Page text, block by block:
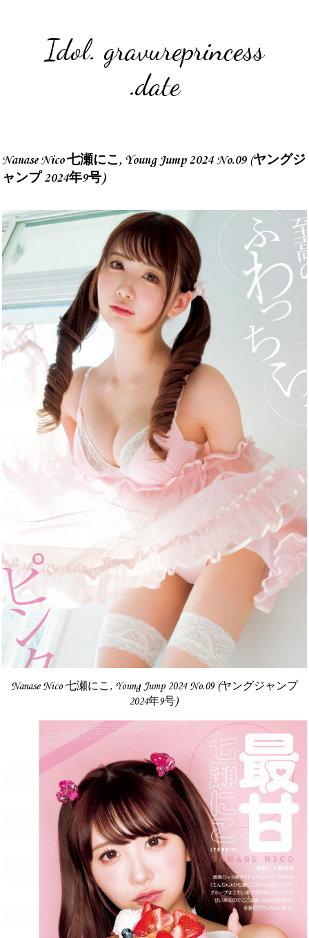
Idol. gravureprincess
.date
Nanase Nico 七瀬にこ, Young Jump 2024 No.09 (ヤングジ
ャンプ 2024年9号)
Nanase Nico 七瀬にこ, Young Jump 2024 No.09 (ヤングジャンプ
2024年9号)